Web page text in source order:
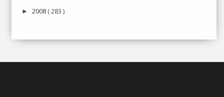
► 2008 ( 283 )